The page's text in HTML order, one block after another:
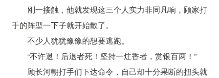
刚一接触，他就发现这三个人实力非同凡响，顾家打
手的阵型一下子就开始散了。
不少人犹犹豫豫的想要逃跑。
“不许退！后退者死！坚持一炷香者，赏银百两！”
顾长河朝打手们下达命令，自己却十分果断的扭头就